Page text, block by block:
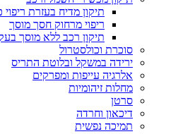
תיקון מדיח בעזרת ריפוי
ריפוי מרחוק חסך מוסך
תיקון רכב ללא מוסך
סוכרת וכולסטרול
ירידה במשקל ובלוטת התריס
אלרגיה עייפות ומפרקים
מחלות זיהומיות
סרטן
דיכאון וחרדה
תמיכה נפשית